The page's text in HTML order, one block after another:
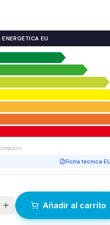
EU
2013
Ficha tecnica EU
Añadir al carrito